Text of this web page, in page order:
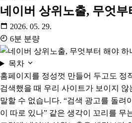
네이버 상위노출, 무엇부
2026. 05. 29.
6분 분량
목차
홈페이지를 정성껏 만들어 두고도 정
검색했을 때 우리 사이트가 보이지
말할 수 없습니다. “검색 광고를 돌려
이 따로 있나” 같은 생각이 꼬리를 무